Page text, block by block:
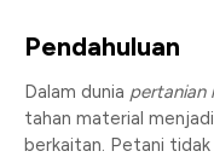
Pendahuluan
Dalam dunia pertanian
tahan material
berkaitan. Petani tidak